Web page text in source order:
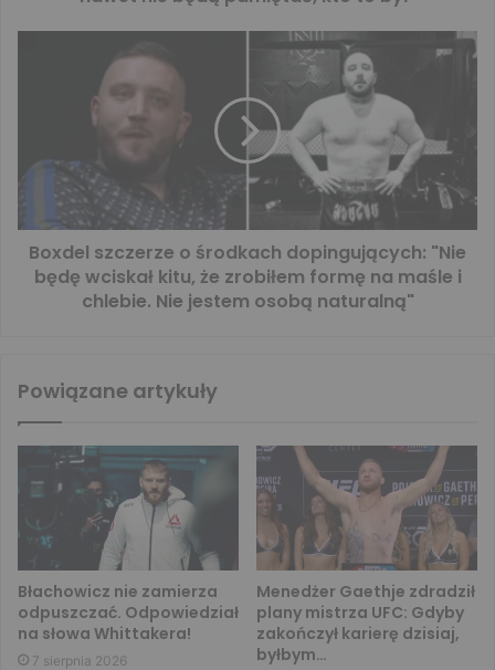
Boxdel szczerze o środkach dopingujących: "Nie
będę wciskał kitu, że zrobiłem formę na maśle i
chlebie. Nie jestem osobą naturalną"
Powiązane artykuły
Błachowicz nie zamierza
odpuszczać. Odpowiedział
na słowa Whittakera!
7 sierpnia 2026
Menedżer Gaethje zdradził
plany mistrza UFC: Gdyby
zakończył karierę dzisiaj,
byłbym…